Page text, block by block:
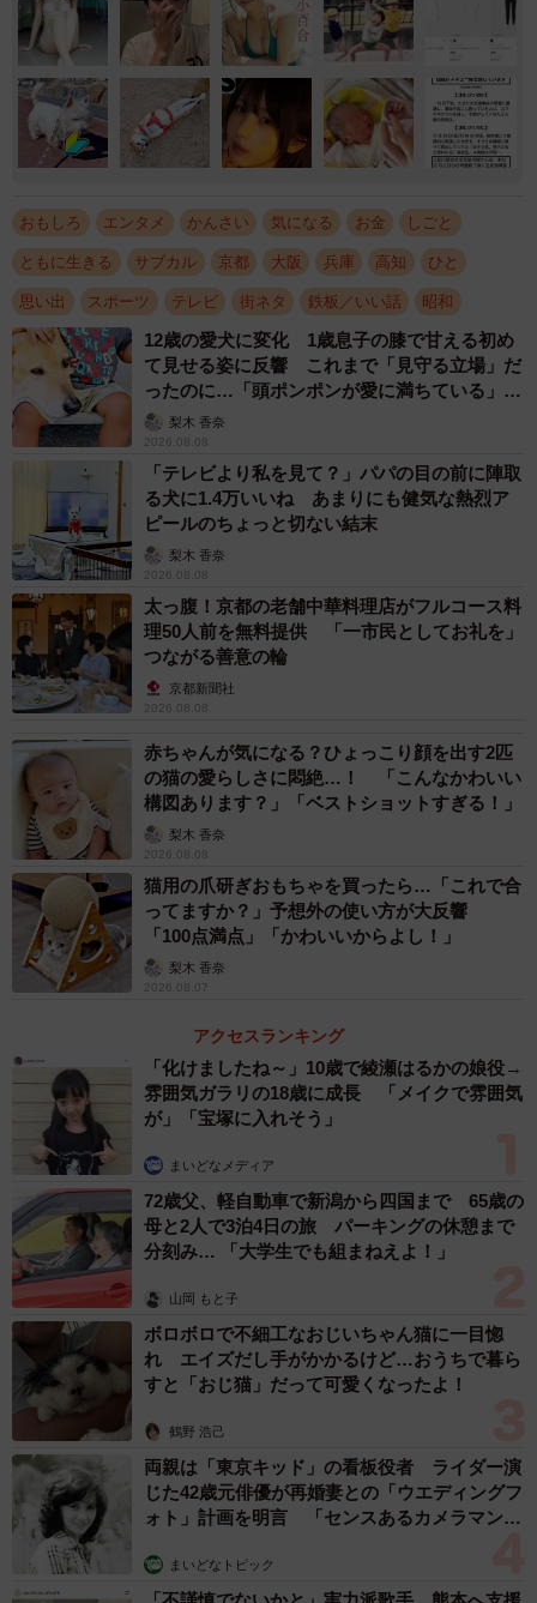
おもしろ エンタメ かんさい 気になる お金 しごと
ともに生きる サブカル 京都 大阪 兵庫 高知 ひと
思い出 スポーツ テレビ 街ネタ 鉄板／いい話 昭和
12歳の愛犬に変化 1歳息子の膝で甘える初め
て見せる姿に反響 これまで「見守る立場」だ
ったのに…「頭ポンポンが愛に満ちている」
「尊…」
梨木 香奈
2026.08.08
「テレビより私を見て？」パパの目の前に陣取
る犬に1.4万いいね あまりにも健気な熱烈ア
ピールのちょっと切ない結末
梨木 香奈
2026.08.08
太っ腹！京都の老舗中華料理店がフルコース料
理50人前を無料提供 「一市民としてお礼を」
つながる善意の輪
京都新聞社
2026.08.08
赤ちゃんが気になる？ひょっこり顔を出す2匹
の猫の愛らしさに悶絶…！ 「こんなかわいい
構図あります？」「ベストショットすぎる！」
梨木 香奈
2026.08.08
猫用の爪研ぎおもちゃを買ったら…「これで合
ってますか？」予想外の使い方が大反響
「100点満点」「かわいいからよし！」
梨木 香奈
2026.08.07
アクセスランキング
「化けましたね～」10歳で綾瀬はるかの娘役→
雰囲気ガラリの18歳に成長 「メイクで雰囲気
が」「宝塚に入れそう」
まいどなメディア
72歳父、軽自動車で新潟から四国まで 65歳の
母と2人で3泊4日の旅 パーキングの休憩まで
分刻み… 「大学生でも組まねえよ！」
山岡 もと子
ボロボロで不細工なおじいちゃん猫に一目惚
れ エイズだし手がかかるけど…おうちで暮ら
すと「おじ猫」だって可愛くなったよ！
鶴野 浩己
両親は「東京キッド」の看板役者 ライダー演
じた42歳元俳優が再婚妻との「ウエディングフ
ォト」計画を明言 「センスあるカメラマン求
まいどなトピック